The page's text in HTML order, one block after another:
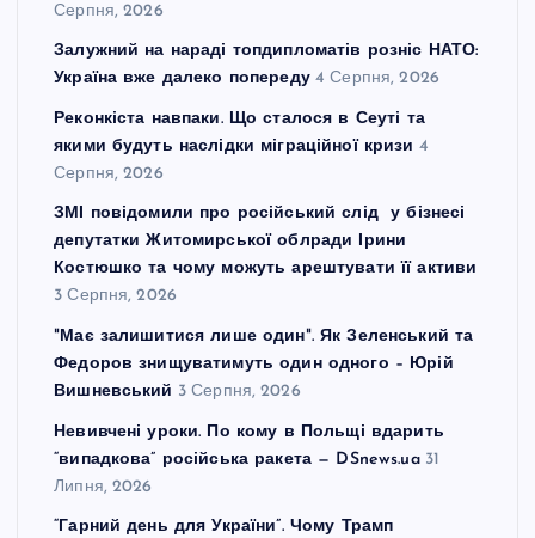
Серпня, 2026
Залужний на нараді топдипломатів розніс НАТО:
Україна вже далеко попереду 4 Серпня, 2026
Реконкіста навпаки. Що сталося в Сеуті та
якими будуть наслідки міграційної кризи 4
Серпня, 2026
ЗМІ повідомили про російський слід у бізнесі
депутатки Житомирської облради Ірини
Костюшко та чому можуть арештувати її активи
3 Серпня, 2026
"Має залишитися лише один". Як Зеленський та
Федоров знищуватимуть один одного – Юрій
Вишневський 3 Серпня, 2026
Невивчені уроки. По кому в Польщі вдарить
“випадкова” російська ракета — DSnews.ua 31
Липня, 2026
“Гарний день для України”. Чому Трамп